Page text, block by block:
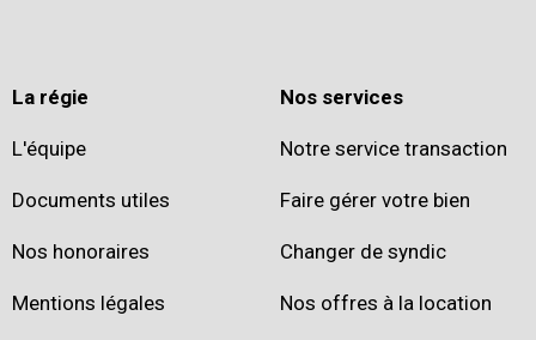
La régie
L'équipe
Documents utiles
Nos honoraires
Mentions légales
Nos services
Notre service transaction
Faire gérer votre bien
Changer de syndic
Nos offres à la location